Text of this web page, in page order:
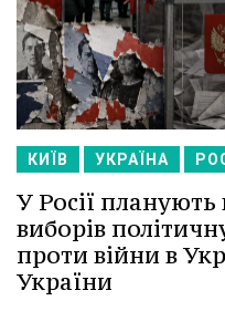
КИЇВ УКРАЇНА
У Росії планують
виборів
проти війни в
України